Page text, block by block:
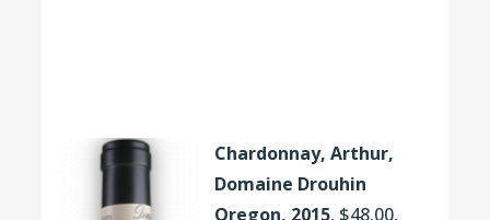
Chardonnay, Arthur,
Domaine Drouhin
Oregon, 2015, $48.00,